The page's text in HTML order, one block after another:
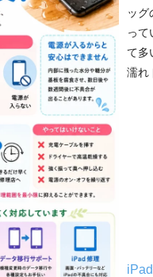
ッ
っ
て多
濡